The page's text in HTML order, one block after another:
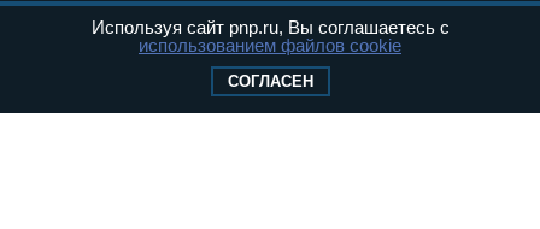
связи, информационных технологий и
массовых коммуникаций (Роскомнадзор) 05
Свидетельство о регистрации Эл № ФС77-
Используя сайт pnp.ru, Вы соглашаетесь с
использованием файлов cookie
СОГЛАСЕН